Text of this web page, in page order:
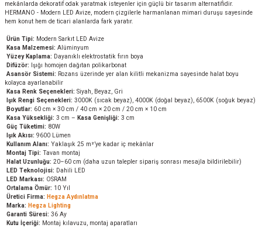
mekânlarda dekoratif odak yaratmak isteyenler için güçlü bir tasarım alternatifidir.
HERMANO - Modern LED Avize, modern çizgilerle harmanlanan mimari duruşu sayesinde
hem konut hem de ticari alanlarda fark yaratır.
Ürün Tipi: Modern Sarkıt LED Avize
Kasa Malzemesi: Alüminyum
Yüzey Kaplama: Dayanıklı elektrostatik fırın boya
Difüzör: Işığı homojen dağıtan polikarbonat
Asansör Sistemi: Rozans üzerinde yer alan kilitli mekanizma sayesinde halat boyu
kolayca ayarlanabilir
Kasa Renk Seçenekleri: Siyah, Beyaz, Gri
Işık Rengi Seçenekleri: 3000K (sıcak beyaz), 4000K (doğal beyaz), 6500K (soğuk beyaz)
Boyutlar: 60 cm × 30 cm / 40 cm × 20 cm / 20 cm × 10 cm
Kasa Yüksekliği: 3 cm – Kasa Genişliği: 3 cm
Güç Tüketimi: 80W
Işık Akısı: 9600 Lümen
Kullanım Alanı: Yaklaşık 25 m²’ye kadar iç mekânlar
Montaj Tipi: Tavan montaj
Halat Uzunluğu: 20–60 cm (daha uzun talepler sipariş sonrası mesajla bildirilebilir)
LED Teknolojisi: Dahili LED
LED Markası: OSRAM
Ortalama Ömür: 10 Yıl
Üretici Firma: Hegza Aydınlatma
Marka: Hegza Lighting
Garanti Süresi: 36 Ay
Kutu İçeriği: Montaj kılavuzu, montaj aparatları